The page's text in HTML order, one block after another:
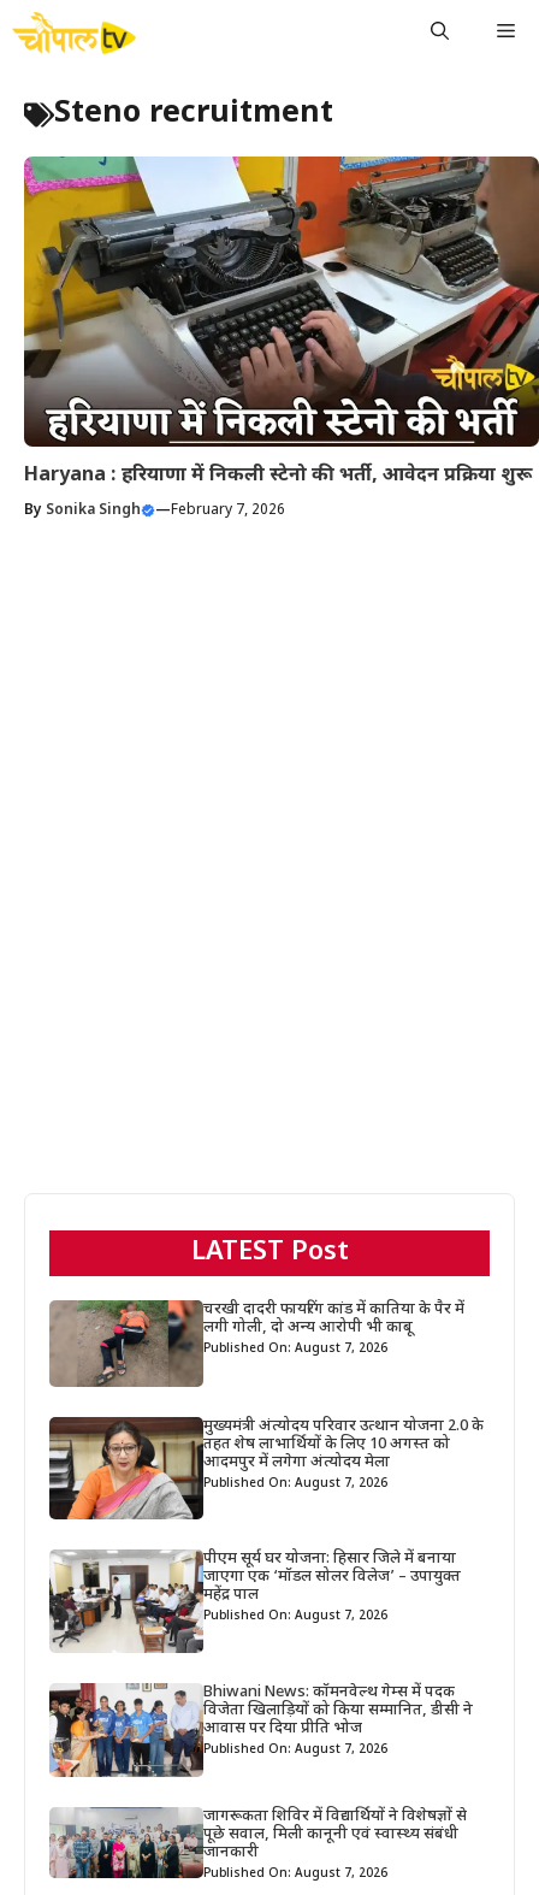
Skip
Steno recruitment
Haryana : हरियाणा में निकली स्टेनो की भर्ती, आवेदन प्रक्रिया शुरू
By Sonika Singh —February 7, 2026
LATEST Post
चरखी दादरी फायरिंग कांड में कातिया के पैर में
लगी गोली, दो अन्य आरोपी भी काबू
Published On: August 7, 2026
मुख्यमंत्री अंत्योदय परिवार उत्थान योजना 2.0 के
तहत शेष लाभार्थियों के लिए 10 अगस्त को
आदमपुर में लगेगा अंत्योदय मेला
Published On: August 7, 2026
पीएम सूर्य घर योजना: हिसार जिले में बनाया
जाएगा एक ‘मॉडल सोलर विलेज’ – उपायुक्त
महेंद्र पाल
Published On: August 7, 2026
Bhiwani News: कॉमनवेल्थ गेम्स में पदक
विजेता खिलाड़ियों को किया सम्मानित, डीसी ने
आवास पर दिया प्रीति भोज
Published On: August 7, 2026
जागरूकता शिविर में विद्यार्थियों ने विशेषज्ञों से
पूछे सवाल, मिली कानूनी एवं स्वास्थ्य संबंधी
जानकारी
Published On: August 7, 2026